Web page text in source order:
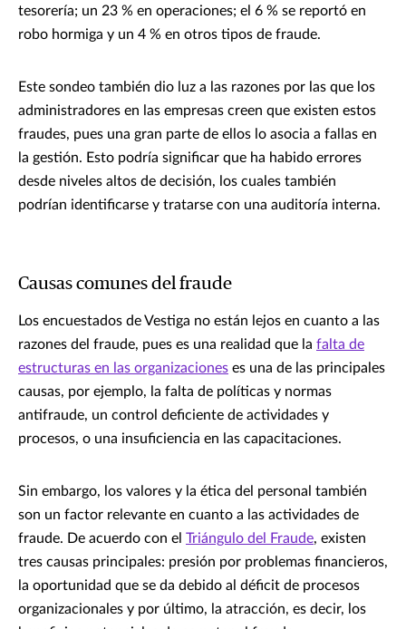
tesorería; un 23 % en operaciones; el 6 % se reportó en
robo hormiga y un 4 % en otros tipos de fraude.
Este sondeo también dio luz a las razones por las que los
administradores en las empresas creen que existen estos
fraudes, pues una gran parte de ellos lo asocia a fallas en
la gestión. Esto podría significar que ha habido errores
desde niveles altos de decisión, los cuales también
podrían identificarse y tratarse con una auditoría interna.
Causas comunes del fraude
Los encuestados de Vestiga no están lejos en cuanto a las
razones del fraude, pues es una realidad que la falta de
estructuras en las organizaciones es una de las principales
causas, por ejemplo, la falta de políticas y normas
antifraude, un control deficiente de actividades y
procesos, o una insuficiencia en las capacitaciones.
Sin embargo, los valores y la ética del personal también
son un factor relevante en cuanto a las actividades de
fraude. De acuerdo con el Triángulo del Fraude, existen
tres causas principales: presión por problemas financieros,
la oportunidad que se da debido al déficit de procesos
organizacionales y por último, la atracción, es decir, los